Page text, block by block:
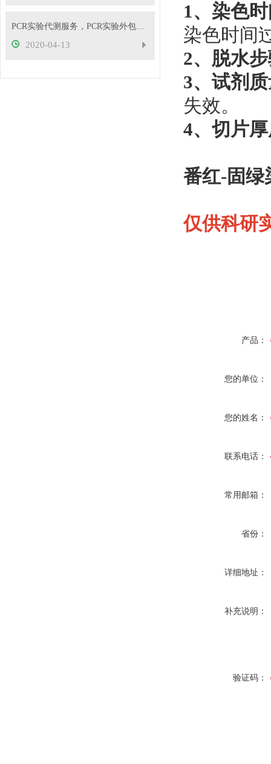
PCR实验代测服务，PCR实验外包服务
2020-04-13
1、染色
染色时间
2、脱水
3、试剂
失效。
4、切片
番红-固绿
仅供科研
产品：
您的单位：
您的姓名：
联系电话：
常用邮箱：
省份：
详细地址：
补充说明：
验证码：